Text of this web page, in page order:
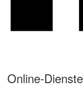
Online-Dienste